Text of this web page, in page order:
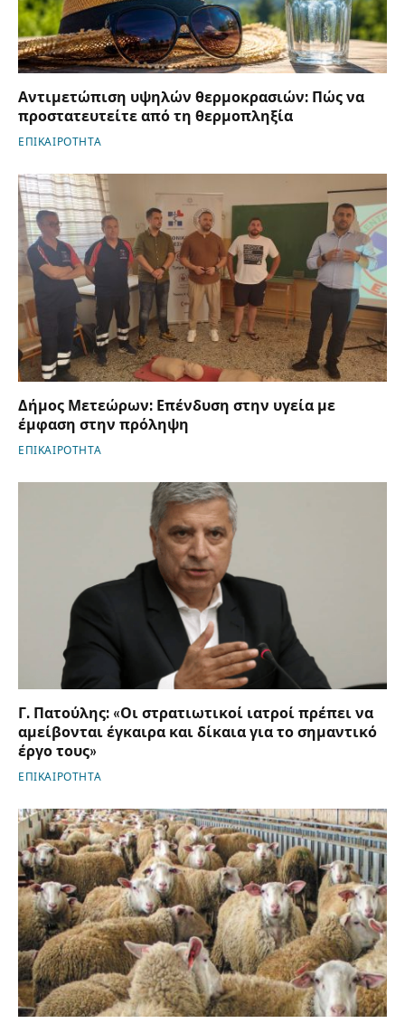
Αντιμετώπιση υψηλών θερμοκρασιών: Πώς να
προστατευτείτε από τη θερμοπληξία
ΕΠΙΚΑΙΡΟΤΗΤΑ
Δήμος Μετεώρων: Επένδυση στην υγεία με
έμφαση στην πρόληψη
ΕΠΙΚΑΙΡΟΤΗΤΑ
Γ. Πατούλης: «Οι στρατιωτικοί ιατροί πρέπει να
αμείβονται έγκαιρα και δίκαια για το σημαντικό
έργο τους»
ΕΠΙΚΑΙΡΟΤΗΤΑ